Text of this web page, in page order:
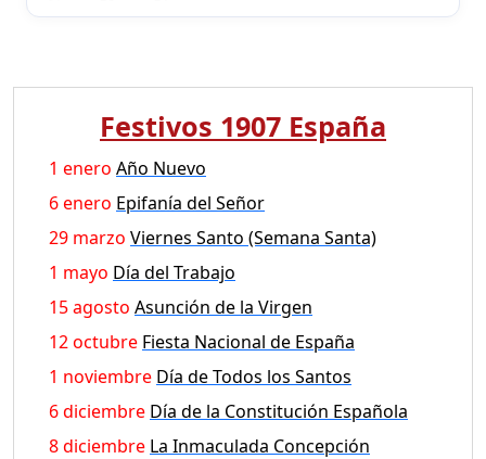
Festivos 1907 España
1 enero Año Nuevo
6 enero Epifanía del Señor
29 marzo Viernes Santo (Semana Santa)
1 mayo Día del Trabajo
15 agosto Asunción de la Virgen
12 octubre Fiesta Nacional de España
1 noviembre Día de Todos los Santos
6 diciembre Día de la Constitución Española
8 diciembre La Inmaculada Concepción